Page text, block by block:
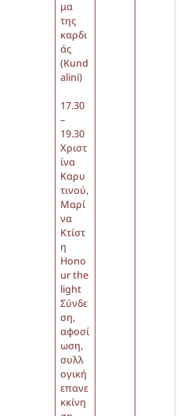
μα
της
καρδι
άς
(Kund
alini)
17.30
–
19.30
Χριστ
ίνα
Καρυ
τινού,
Μαρί
να
Κτίστ
η
Hono
ur the
light
Σύνδε
ση,
αφοσί
ωση,
συλλ
ογική
επανε
κκίνη